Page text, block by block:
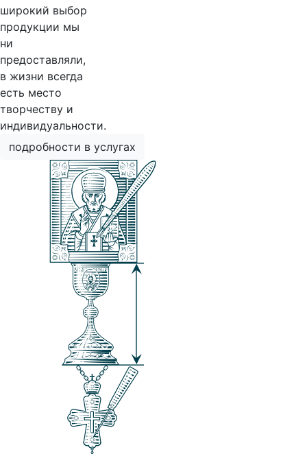
широкий выбор
продукции мы
ни
предоставляли,
в жизни всегда
есть место
творчеству и
индивидуальности.
подробности в услугах